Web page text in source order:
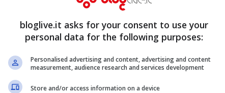
che consente il controllo, tramite
elettrodomestici. Sarà possibile inoltre
un uso ancor più semplice di
bloglive.it asks for your consent to use your
personal data for the following purposes:
Personalised advertising and content, advertising and content
measurement, audience research and services development
Store and/or access information on a device